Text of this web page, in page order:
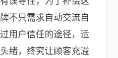
不只需求自动交流自
用户信任的途径，适
绪，终究让顾客充溢